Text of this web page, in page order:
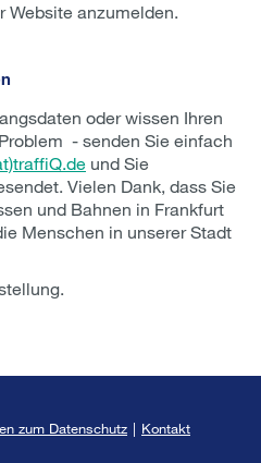
Website anzumelden.
oder wissen Ihren
- senden Sie einfach
und Sie
Vielen Dank, dass Sie
und Bahnen in Frankfurt
Menschen in unserer Stadt
zum Datenschutz | Kontakt